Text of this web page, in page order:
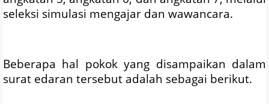
seleksi simulasi mengajar dan wawancara.
Beberapa hal pokok yang disampaikan dalam
surat edaran tersebut adalah sebagai berikut.